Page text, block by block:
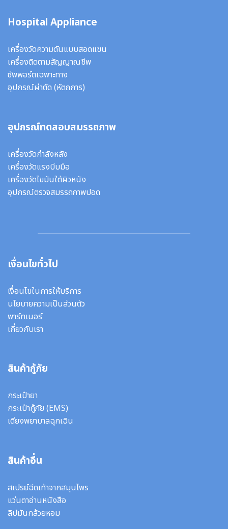
Hospital Appliance
เครื่องวัดความดันแบบสอดแขน
เครื่องติดตามสัญญาณชีพ
ซัพพอร์ตเฉพาะทาง
อุปกรณ์ผ่าตัด (หัตถการ)
อุปกรณ์ทดสอบสมรรถภาพ
เครื่องวัดกำลังหลัง
เครื่องวัดแรงบีบมือ
เครื่องวัดไขมันใต้ผิวหนัง
อุปกรณ์ตรวจสมรรถภาพปอด
เงื่อนไขทั่วไป
เงื่อนไขในการให้บริการ
นโยบายความเป็นส่วนตัว
พาร์ทเนอร์
เกี่ยวกับเรา
สินค้ากู้ภัย
กระเป๋ายา
กระเป๋ากู้ภัย (EMS)
เตียงพยาบาลฉุกเฉิน
สินค้าอื่น
สเปรย์ฉีดเท้าจากสมุนไพร
แว่นตาอ่านหนังสือ
ลิปมันกล้วยหอม